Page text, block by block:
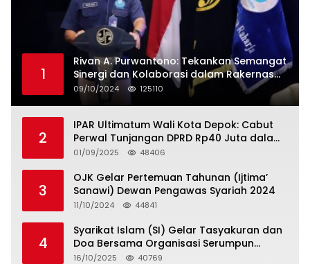
1
Rivan A. Purwantono: Tekankan Semangat
Sinergi dan Kolaborasi dalam Rakernas
Serikat Pekerja Jasa Raharja
09/10/2024 125110
2
IPAR Ultimatum Wali Kota Depok: Cabut
Perwal Tunjangan DPRD Rp40 Juta dalam
5 Hari atau Hadapi Aksi Rakyat
01/09/2025 48406
3
OJK Gelar Pertemuan Tahunan (Ijtima’
Sanawi) Dewan Pengawas Syariah 2024
11/10/2024 44841
4
Syarikat Islam (SI) Gelar Tasyakuran dan
Doa Bersama Organisasi Serumpun
Syarikat Islam Doa
16/10/2025 40769